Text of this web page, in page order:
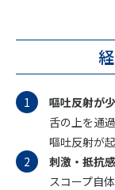
嘔吐反射が
舌の上を通
嘔吐反射が
刺激・抵抗
スコープ自